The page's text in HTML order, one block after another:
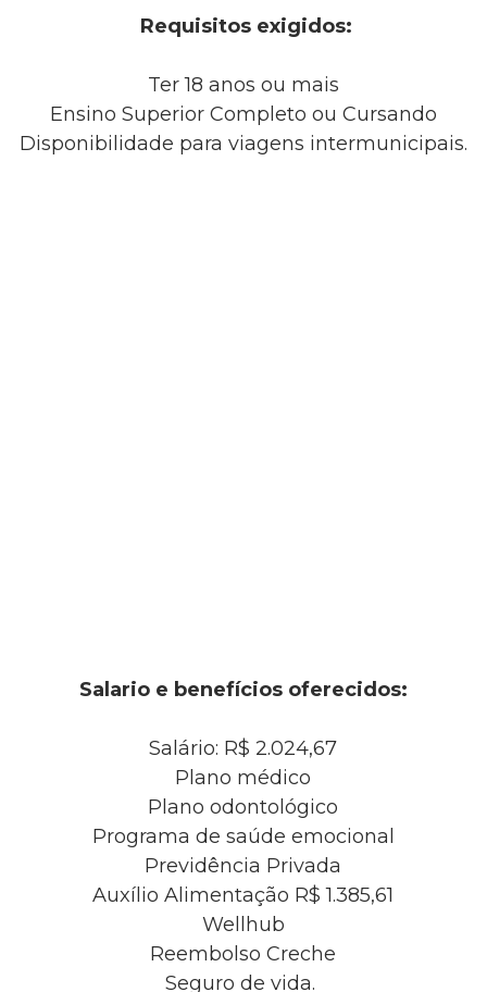
Requisitos exigidos:
Ter 18 anos ou mais
Ensino Superior Completo ou Cursando
Disponibilidade para viagens intermunicipais.
Salario e benefícios oferecidos:
Salário: R$ 2.024,67
Plano médico
Plano odontológico
Programa de saúde emocional
Previdência Privada
Auxílio Alimentação R$ 1.385,61
Wellhub
Reembolso Creche
Seguro de vida.